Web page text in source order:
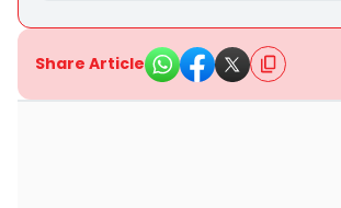
Share Article